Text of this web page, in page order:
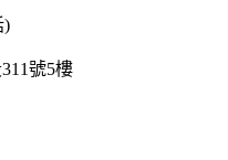
)
號5樓